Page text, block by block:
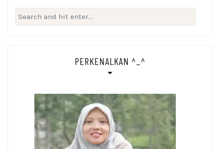
Search
for:
PERKENALKAN ^_^